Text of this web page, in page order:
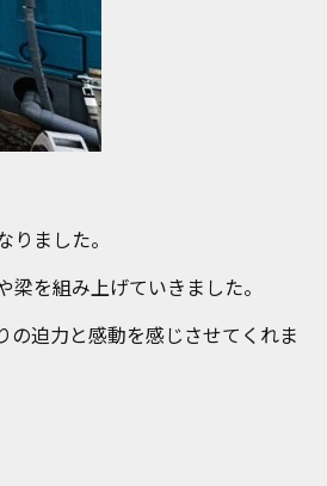
ました。
を組み上げていきました。
迫力と感動を感じさせてくれま